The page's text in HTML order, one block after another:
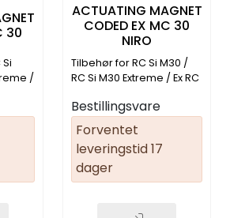
30
/
ACTUATING MAGNET
CODED EX MC 30
NIRO
Tilbehør for RC Si M30 /
RC Si M30 Extreme / Ex RC
Bestillingsvare
Forventet
leveringstid 17
dager